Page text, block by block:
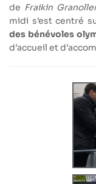
de Fraikin
midi s’est centré
des bénévoles
d’accueil et